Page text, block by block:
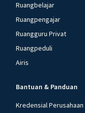
Ruangbelajar
Ruangpengajar
Ruangguru Privat
Ruangpeduli
Airis
Bantuan & Panduan
Kredensial Perusahaan